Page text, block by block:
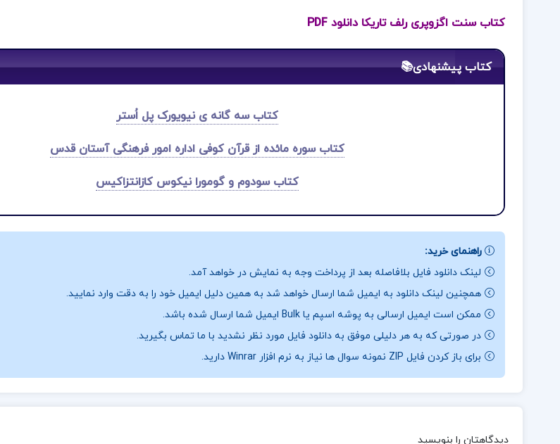
کتاب سنت اگزوپری رلف تاریکا دانلود PDF
کتاب پیشنهادی📚
کتاب سه گانه ی نیویورک پل اُستر
کتاب سوره مائده از قرآن کوفی اداره امور فرهنگی آستان قدس
کتاب سودوم و گومورا نیکوس کازانتزاکیس
راهنمای خرید:
لینک دانلود فایل بلافاصله بعد از پرداخت وجه به نمایش در خواهد آمد.
همچنین لینک دانلود به ایمیل شما ارسال خواهد شد به همین دلیل ایمیل خود را به دقت وارد نمایید.
ممکن است ایمیل ارسالی به پوشه اسپم یا Bulk ایمیل شما ارسال شده باشد.
در صورتی که به هر دلیلی موفق به دانلود فایل مورد نظر نشدید با ما تماس بگیرید.
برای باز کردن فایل ZIP نمونه سوال ها نیاز به نرم افزار Winrar دارید.
دیدگاهتان را بنویسید